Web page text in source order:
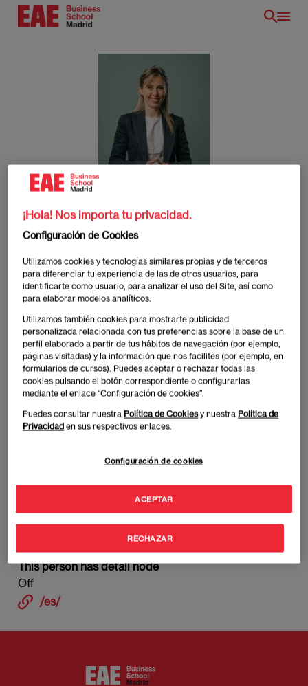
Pasar
ES
Alexia de la Morena
/es/
Alexia de la Morena
Business Brand Manager, periodista y
neuropsicóloga especializada en publicidad, MKT,
comunicación y ventas.
This person has detail node
Off
/es/
¡Hola! Nos importa tu privacidad.
Configuración de Cookies
Utilizamos cookies y tecnologías similares propias y de terceros
para diferenciar tu experiencia de las de otros usuarios, para
identificarte como usuario, para analizar el uso del Site, así como
para elaborar modelos analíticos.
Utilizamos también cookies para mostrarte publicidad
personalizada relacionada con tus preferencias sobre la base de un
perfil elaborado a partir de tus hábitos de navegación (por ejemplo,
páginas visitadas) y la información que nos facilites (por ejemplo, en
formularios de cursos). Puedes aceptar o rechazar todas las
cookies pulsando el botón correspondiente o configurarlas
mediante el enlace “Configuración de cookies”.
Puedes consultar nuestra Política de Cookiesy nuestra Política de
Privacidad en sus respectivos enlaces.
Configuración de cookies
RECHAZAR
ACEPTAR